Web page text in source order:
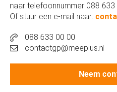
naar telefoonnummer 088 633
Of stuur een e-mail naar:
088 633 00 00
contactgp@meeplus.nl
Neem